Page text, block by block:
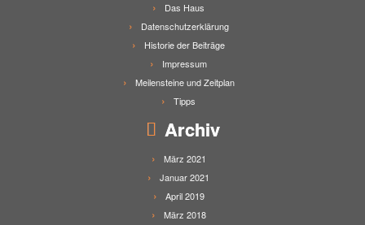
Das Haus
Datenschutzerklärung
Historie der Beiträge
Impressum
Meilensteine und Zeitplan
Tipps
Archiv
März 2021
Januar 2021
April 2019
März 2018